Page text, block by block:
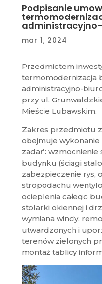
Podpisanie
mar 1, 2024
Przedmiotem
termomodernizacja
administracyjno-
przy ul.
Mieście Lubawskim.
Zakres przedmiotu
obejmuje wykonanie
zadań: wzmocnienie
budynku (ściągi
zabezpieczenie rys,
stropodachu
ocieplenia całego
stolarki okiennej i
wymiana windy,
utwardzonych i
terenów zielonych
montaż tablicy